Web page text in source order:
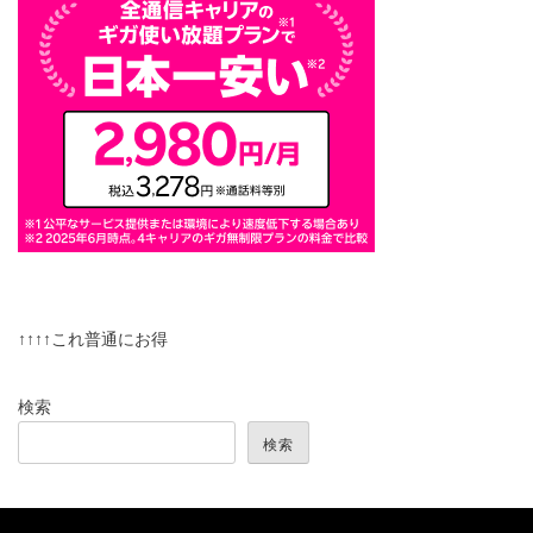
↑↑↑↑これ普通にお得
検索
検索